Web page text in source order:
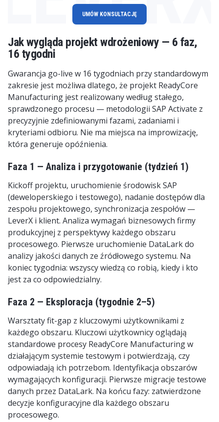
UMÓW KONSULTACJĘ
Jak wygląda projekt wdrożeniowy — 6 faz,
16 tygodni
Gwarancja go-live w 16 tygodniach przy standardowym
zakresie jest możliwa dlatego, że projekt ReadyCore
Manufacturing jest realizowany według stałego,
sprawdzonego procesu — metodologii SAP Activate z
precyzyjnie zdefiniowanymi fazami, zadaniami i
kryteriami odbioru. Nie ma miejsca na improwizację,
która generuje opóźnienia.
Faza 1 — Analiza i przygotowanie (tydzień 1)
Kickoff projektu, uruchomienie środowisk SAP
(deweloperskiego i testowego), nadanie dostępów dla
zespołu projektowego, synchronizacja zespołów —
LeverX i klient. Analiza wymagań biznesowych firmy
produkcyjnej z perspektywy każdego obszaru
procesowego. Pierwsze uruchomienie DataLark do
analizy jakości danych ze źródłowego systemu. Na
koniec tygodnia: wszyscy wiedzą co robią, kiedy i kto
jest za co odpowiedzialny.
Faza 2 — Eksploracja (tygodnie 2–5)
Warsztaty fit-gap z kluczowymi użytkownikami z
każdego obszaru. Kluczowi użytkownicy oglądają
standardowe procesy ReadyCore Manufacturing w
działającym systemie testowym i potwierdzają, czy
odpowiadają ich potrzebom. Identyfikacja obszarów
wymagających konfiguracji. Pierwsze migracje testowe
danych przez DataLark. Na końcu fazy: zatwierdzone
decyzje konfiguracyjne dla każdego obszaru
procesowego.